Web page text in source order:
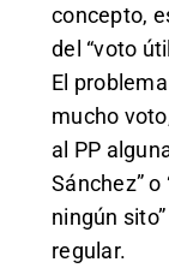
concepto,
del “voto
El
mucho
al PP
Sánchez”
ningún
regular.